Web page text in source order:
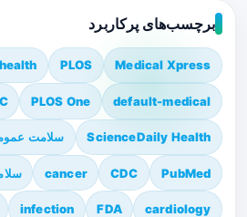
برچسب‌های پرکاربرد
Medical Xpress
PLOS
default-medical
PLOS One
ScienceDaily Health سلامت
PubMed
CDC
cancer
cardiology
FDA
infection